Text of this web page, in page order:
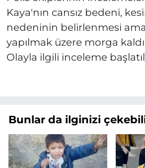
Kaya'nın cansız bedeni,
nedeninin belirlenmesi
yapılmak üzere morga
Olayla ilgili inceleme
Bunlar da ilginizi